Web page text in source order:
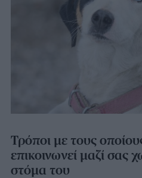
Τρόποι με τους
επικοινωνεί μαζί σας
στόμα του